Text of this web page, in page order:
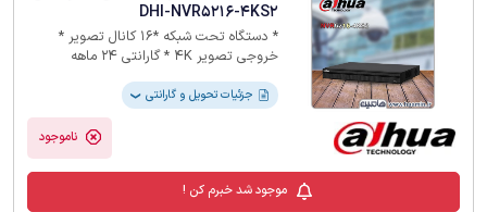
DHI-NVR5216-4KS2
* دستگاه تحت شبکه *16 کانال تصویر *
خروجی تصویر 4K * گارانتی 24 ماهه
جزئیات تحویل و گارانتی ❯
ناموجود
موجود شد خبرم کن !